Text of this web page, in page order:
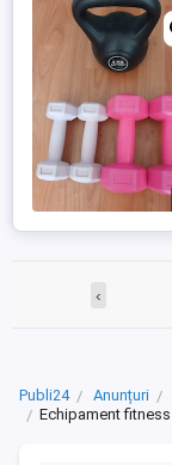
‹
Publi24 Anunțuri
Echipament fitness